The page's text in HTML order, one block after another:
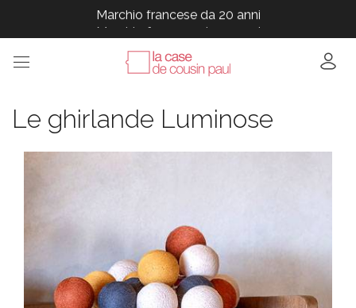
Marchio francese da 20 anni
Marchio francese da 20 anni
Marchio francese da 20 anni
Marchio francese da 20 anni
Le ghirlande Luminose